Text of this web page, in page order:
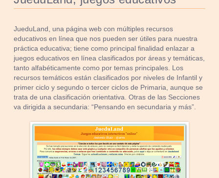
JueduLand, una página web con múltiples recursos
educativos en línea que nos pueden ser útiles para nuestra
práctica educativa; tiene como principal finalidad enlazar a
juegos educativos en línea clasificados por áreas y temáticas,
tanto alfabéticamente como por temas principales. Los
recursos temáticos están clasificados por niveles de Infantil y
primer ciclo y segundo o tercer ciclos de Primaria, aunque se
trata de una clasificación orientativa. Otras de las Secciones
va dirigida a secundaria: “Pensando en secundaria y más”.